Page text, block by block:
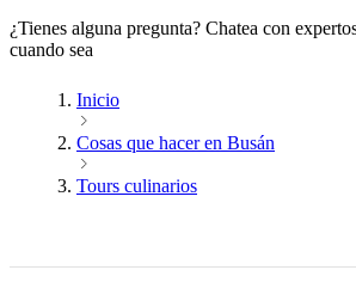
¿Tienes alguna pregunta? Chatea con
cuando sea
Inicio
Cosas que hacer en Busán
Tours culinarios